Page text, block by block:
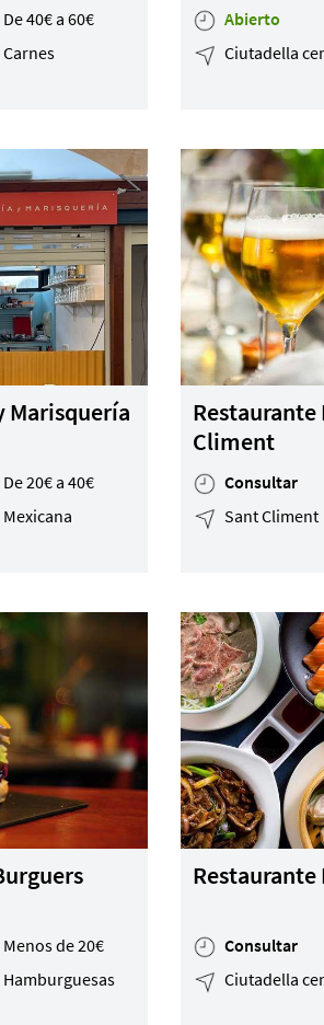
De 40€ a 60€
Carnes
Abierto
Ciutadella
Marisquería
De 20€ a 40€
Mexicana
Restaurante
Climent
Consultar
Sant Climent
Menos de 20€
Hamburguesas
Restaurante
Consultar
Ciutadella